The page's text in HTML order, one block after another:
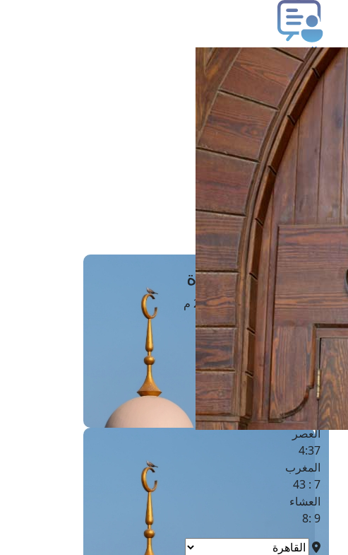
طلب فتوى
استعلام عن فتوى
حجز موعد
الفتوى الهاتفية
مَواقِيتُ الصَّـــلاة
القاهرة · 08 أغسطس 2026 م
الفجر
4 :42
الشروق
6 :18
الظهر
العصر
4:37
المغرب
7 : 43
العشاء
9 :8